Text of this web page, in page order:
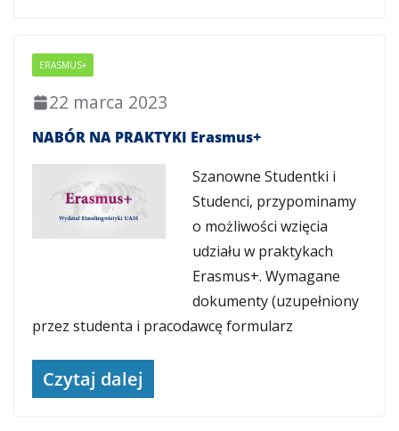
ERASMUS+
22 marca 2023
NABÓR NA PRAKTYKI Erasmus+
Szanowne Studentki i
Studenci, przypominamy
o możliwości wzięcia
udziału w praktykach
Erasmus+. Wymagane
dokumenty (uzupełniony
przez studenta i pracodawcę formularz
Czytaj dalej